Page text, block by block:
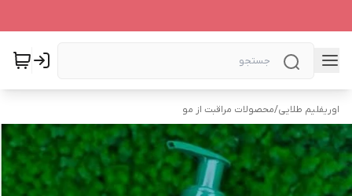
اوریفلیم طلایی/محصولات مراقبت از مو